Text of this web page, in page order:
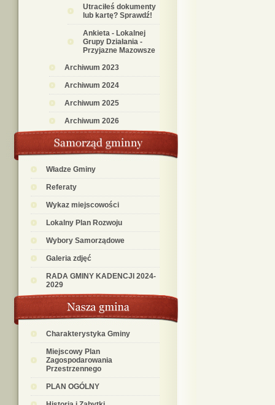
Utraciłeś dokumenty
lub kartę? Sprawdź!
Ankieta - Lokalnej
Grupy Działania -
Przyjazne Mazowsze
Archiwum 2023
Archiwum 2024
Archiwum 2025
Archiwum 2026
Władze Gminy
Referaty
Wykaz miejscowości
Lokalny Plan Rozwoju
Wybory Samorządowe
Galeria zdjęć
RADA GMINY KADENCJI 2024-
2029
Charakterystyka Gminy
Miejscowy Plan
Zagospodarowania
Przestrzennego
PLAN OGÓLNY